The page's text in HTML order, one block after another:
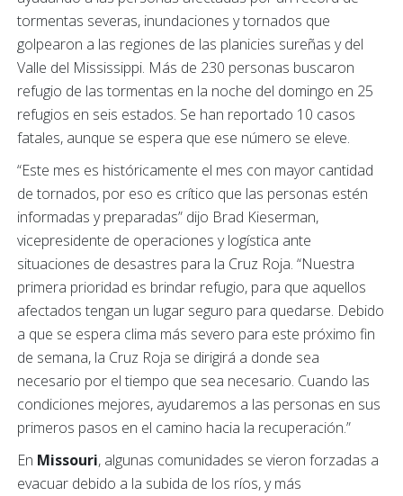
tormentas severas, inundaciones y tornados que
golpearon a las regiones de las planicies sureñas y del
Valle del Mississippi. Más de 230 personas buscaron
refugio de las tormentas en la noche del domingo en 25
refugios en seis estados. Se han reportado 10 casos
fatales, aunque se espera que ese número se eleve.
“Este mes es históricamente el mes con mayor cantidad
de tornados, por eso es crítico que las personas estén
informadas y preparadas” dijo Brad Kieserman,
vicepresidente de operaciones y logística ante
situaciones de desastres para la Cruz Roja. “Nuestra
primera prioridad es brindar refugio, para que aquellos
afectados tengan un lugar seguro para quedarse. Debido
a que se espera clima más severo para este próximo fin
de semana, la Cruz Roja se dirigirá a donde sea
necesario por el tiempo que sea necesario. Cuando las
condiciones mejores, ayudaremos a las personas en sus
primeros pasos en el camino hacia la recuperación.”
En Missouri, algunas comunidades se vieron forzadas a
evacuar debido a la subida de los ríos, y más